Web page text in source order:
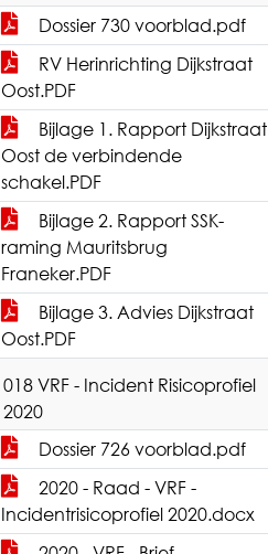
Dossier 730 voorblad.pdf
RV Herinrichting Dijkstraat
Oost.PDF
Bijlage 1. Rapport Dijkstraat
Oost de verbindende
schakel.PDF
Bijlage 2. Rapport SSK-
raming Mauritsbrug
Franeker.PDF
Bijlage 3. Advies Dijkstraat
Oost.PDF
018 VRF - Incident Risicoprofiel
2020
Dossier 726 voorblad.pdf
2020 - Raad - VRF -
Incidentrisicoprofiel 2020.docx